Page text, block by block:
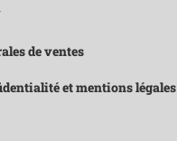
de ventes
et mentions légales